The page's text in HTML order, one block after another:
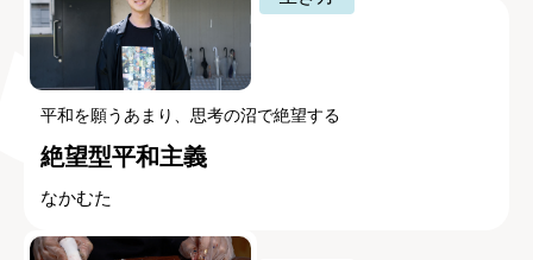
平和を願うあまり、思考の沼で絶望する
絶望型平和主義
なかむた